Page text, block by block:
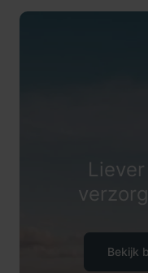
Bekijk